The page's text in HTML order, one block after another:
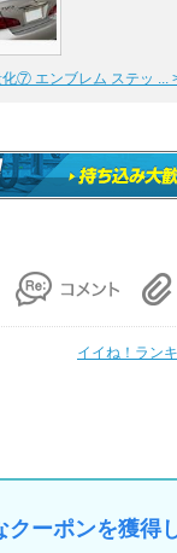
⑦ エンブレム ステッ ...
イイね！ラン
ーポンを獲得